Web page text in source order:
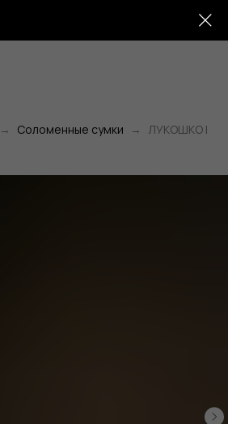
Соломенные сумки
ЛУКОШКО |